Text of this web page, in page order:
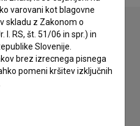
obrazca lahko stopite v
filmov. Veseli bomo vaših
varovani kot blagovne
skladu z Zakonom o
l. RS, št. 51/06 in spr.) in
Slovenije.
brez izrecnega pisnega
pomeni kršitev izključnih